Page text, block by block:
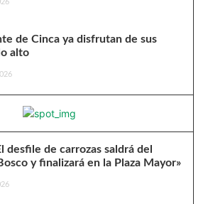
de Cinca ya disfrutan de sus
alto
desfile de carrozas saldrá del
y finalizará en la Plaza Mayor»